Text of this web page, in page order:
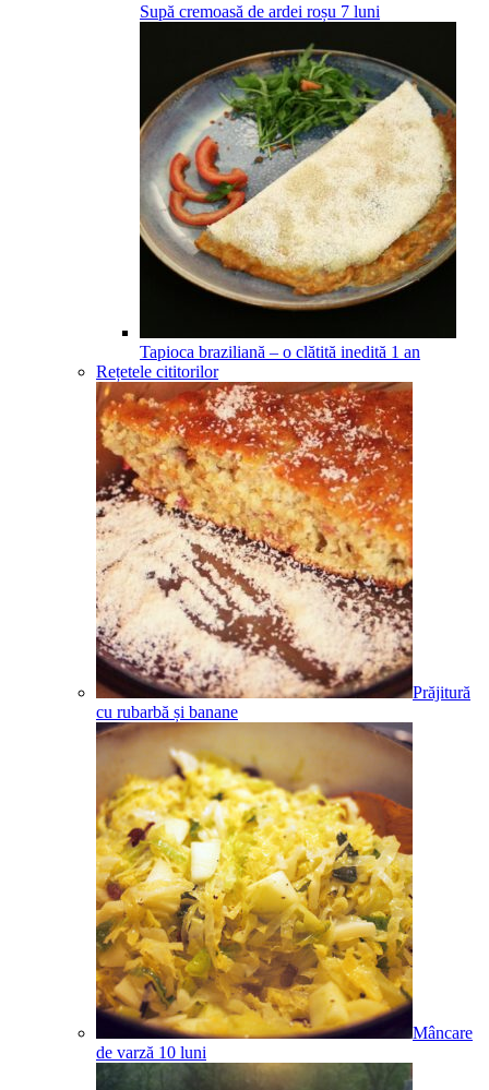
Supă cremoasă de ardei roșu 7 luni
Tapioca braziliană – o clătită inedită 1 an
Rețetele cititorilor
Prăjitură
cu rubarbă și banane
Mâncare
de varză 10 luni